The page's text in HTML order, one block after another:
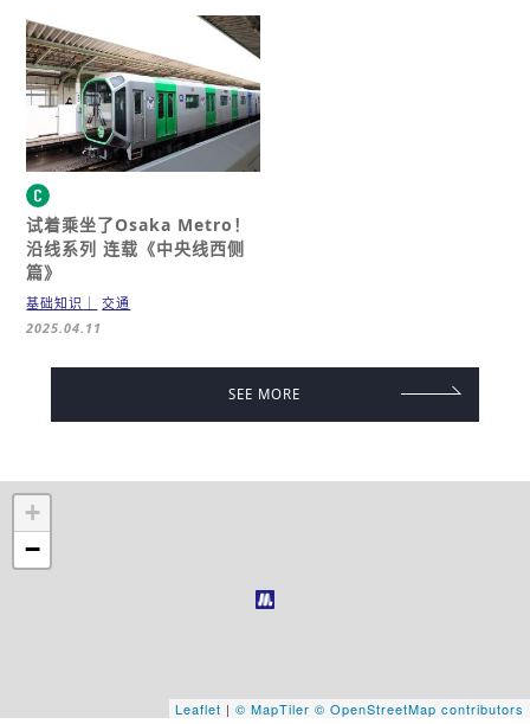
试着乘坐了Osaka Metro！
沿线系列 连载 《中央线西侧
篇》
基础知识
交通
2025.04.11
SEE MORE
+
−
Leaflet | © MapTiler © OpenStreetMap contributors